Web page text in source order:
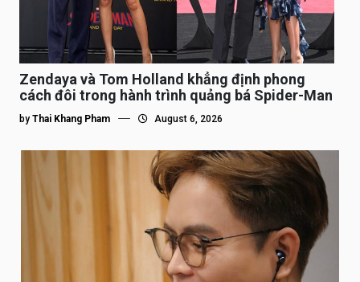
Zendaya và Tom Holland khẳng định phong
cách đôi trong hành trình quảng bá Spider-Man
by Thai Khang Pham August 6, 2026